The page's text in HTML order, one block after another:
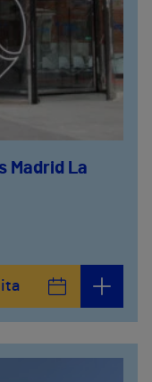
Madrid La